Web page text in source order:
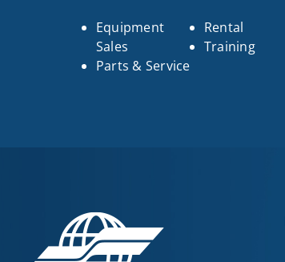
Equipment
Sales
Parts & Service
Rental
Training